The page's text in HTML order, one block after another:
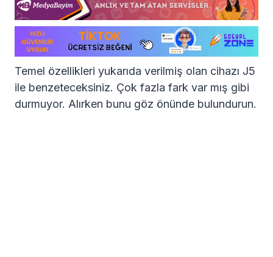
Temel özellikleri yukarıda verilmiş olan cihazı J5
ile benzeteceksiniz. Çok fazla fark var mış gibi
durmuyor. Alırken bunu göz önünde bulundurun.